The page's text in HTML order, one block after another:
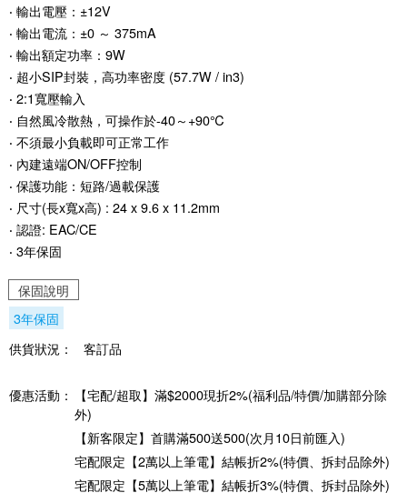
‧ 輸出電壓：±12V
‧ 輸出電流：±0 ～ 375mA
‧ 輸出額定功率：9W
‧ 超小SIP封裝，高功率密度 (57.7W / in3)
‧ 2:1寬壓輸入
‧ 自然風冷散熱，可操作於-40～+90℃
‧ 不須最小負載即可正常工作
‧ 內建遠端ON/OFF控制
‧ 保護功能：短路/過載保護
‧ 尺寸(長x寬x高) : 24 x 9.6 x 11.2mm
‧ 認證: EAC/CE
‧ 3年保固
保固說明
3年保固
供貨狀況：
客訂品
優惠活動：
【宅配/超取】滿$2000現折2%(福利品/特價/加購部分除
外)
【新客限定】首購滿500送500(次月10日前匯入)
宅配限定【2萬以上筆電】結帳折2%(特價、拆封品除外)
宅配限定【5萬以上筆電】結帳折3%(特價、拆封品除外)